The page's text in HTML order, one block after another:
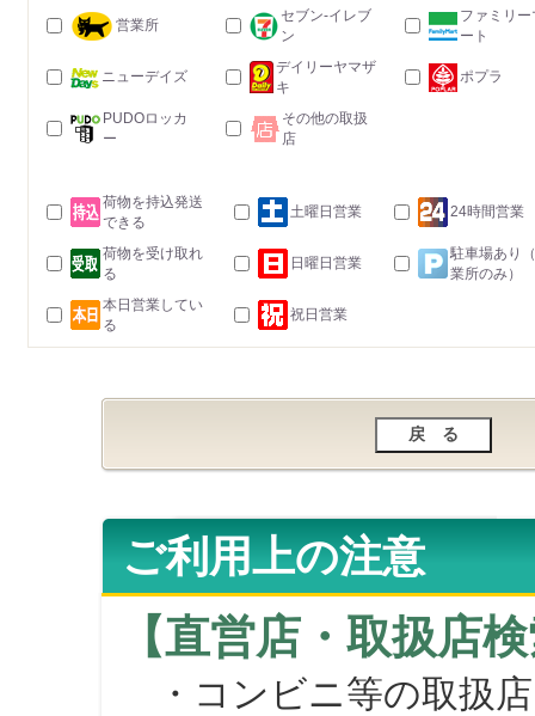
営業所
セブン-イレブ
ン
ファミリー
ート
ニューデイズ
デイリーヤマザ
キ
ポプラ
PUDOロッカ
ー
その他の取扱
店
荷物を持込発送
できる
土曜日営業 24時間営業
荷物を受け取れ
る
日曜日営業
駐車場あり
業所のみ）
本日営業してい
る
祝日営業
ご利用上の注意
【直営店・取扱店
・コンビニ等の取扱